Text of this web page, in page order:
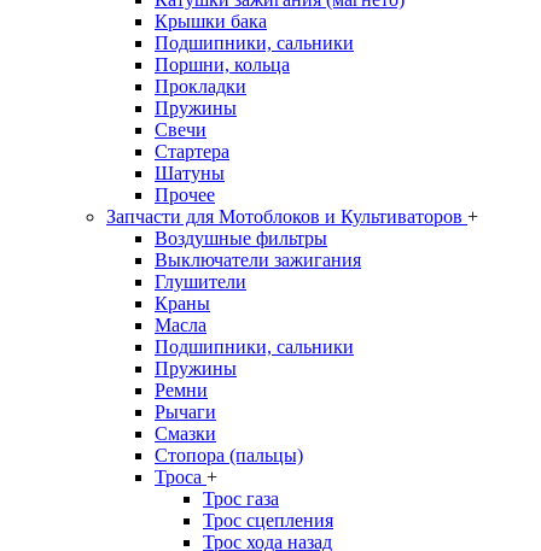
Крышки бака
Подшипники, сальники
Поршни, кольца
Прокладки
Пружины
Свечи
Стартера
Шатуны
Прочее
Запчасти для Мотоблоков и Культиваторов +
Воздушные фильтры
Выключатели зажигания
Глушители
Краны
Масла
Подшипники, сальники
Пружины
Ремни
Рычаги
Смазки
Стопора (пальцы)
Троса +
Трос газа
Трос сцепления
Трос хода назад